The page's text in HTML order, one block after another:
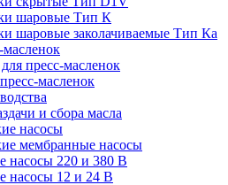
шаровые Тип К
шаровые заколачиваемые Тип Кa
пресс-масленок
масленок
и сбора масла
насосы
мембранные насосы
насосы 220 и 380 В
насосы 12 и 24 В